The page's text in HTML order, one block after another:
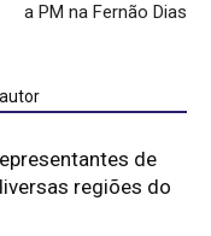
a PM na Fernão Dias
de
regiões do